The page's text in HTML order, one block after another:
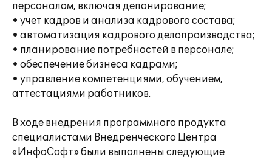
персоналом, включая депонирование;
• учет кадров и анализа кадрового состава;
• автоматизация кадрового делопроизводства;
• планирование потребностей в персонале;
• обеспечение бизнеса кадрами;
• управление компетенциями, обучением,
аттестациями работников.
В ходе внедрения программного продукта
специалистами Внедренческого Центра
«ИнфоСофт» были выполнены следующие